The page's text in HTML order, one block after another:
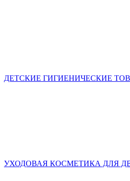
ДЕТСКИЕ ГИГИЕНИЧЕСКИЕ
УХОДОВАЯ КОСМЕТИКА ДЛЯ